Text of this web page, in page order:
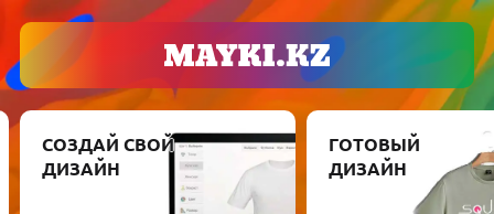
СОЗДАЙ СВОЙ
ДИЗАЙН
ГОТОВЫЙ
ДИЗАЙН